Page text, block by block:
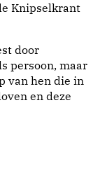
Knipselkrant
door
persoon, maar
van hen die in
en deze